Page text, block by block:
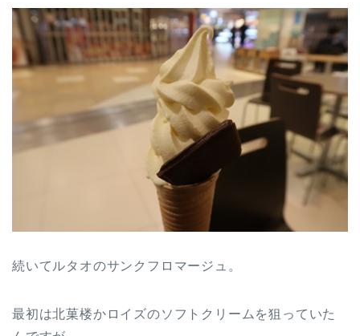
続いてルタオのサンクフロマージュ。
最初は北菓楼かロイズのソフトクリームを狙っていた